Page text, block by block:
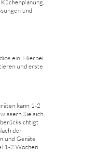
und
ein. Hierbei
und erste
kann 1-2
Sie sich,
der
und Geräte
1-2 Wochen.